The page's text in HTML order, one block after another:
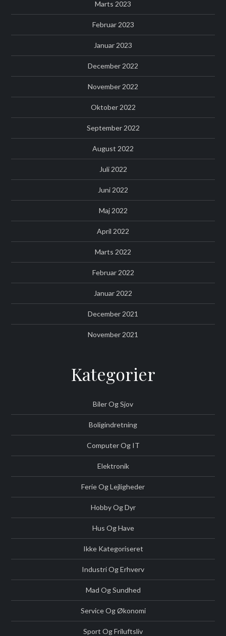
Marts 2023
Februar 2023
Januar 2023
December 2022
November 2022
Oktober 2022
September 2022
August 2022
Juli 2022
Juni 2022
Maj 2022
April 2022
Marts 2022
Februar 2022
Januar 2022
December 2021
November 2021
Kategorier
Biler Og Sjov
Boligindretning
Computer Og IT
Elektronik
Ferie Og Lejligheder
Hobby Og Dyr
Hus Og Have
Ikke Kategoriseret
Industri Og Erhverv
Mad Og Sundhed
Service Og Økonomi
Sport Og Friluftsliv